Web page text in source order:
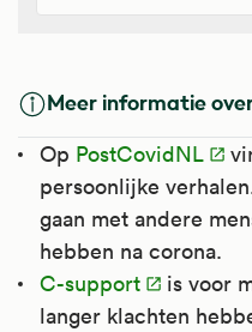
Meer informatie
Op PostCovidNL
persoonlijke
gaan met andere
hebben na corona.
C-support
is voor
langer klachten